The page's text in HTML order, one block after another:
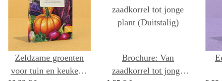
Zeldzame groenten
voor tuin en keuken -
Brochure: Van
zaadkorrel tot jonge